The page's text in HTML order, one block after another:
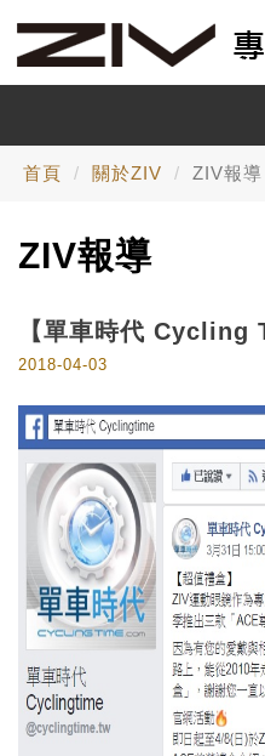
首頁 關於ZIV ZIV報導
ZIV報導
【單車時代 Cycling
2018-04-03